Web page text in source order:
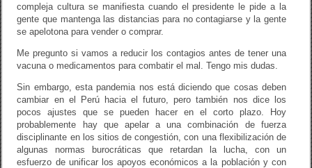
compleja cultura se manifiesta cuando el presidente le pide a la
gente que mantenga las distancias para no contagiarse y la gente
se apelotona para vender o comprar.
Me pregunto si vamos a reducir los contagios antes de tener una
vacuna o medicamentos para combatir el mal. Tengo mis dudas.
Sin embargo, esta pandemia nos está diciendo que cosas deben
cambiar en el Perú hacia el futuro, pero también nos dice los
pocos ajustes que se pueden hacer en el corto plazo. Hoy
probablemente hay que apelar a una combinación de fuerza
disciplinante en los sitios de congestión, con una flexibilización de
algunas normas burocráticas que retardan la lucha, con un
esfuerzo de unificar los apoyos económicos a la población y con